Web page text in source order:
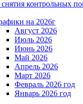
контрольных
на 2026г
Август 2026
Июль 2026
Июнь 2026
Май 2026
Апрель 2026
Март 2026
Февраль 2026 год
Январь 2026 год